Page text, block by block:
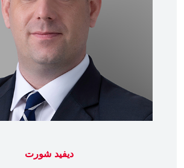
ديفيد شورت